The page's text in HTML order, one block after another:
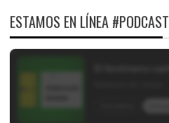
ESTAMOS EN LÍNEA #PODCAST